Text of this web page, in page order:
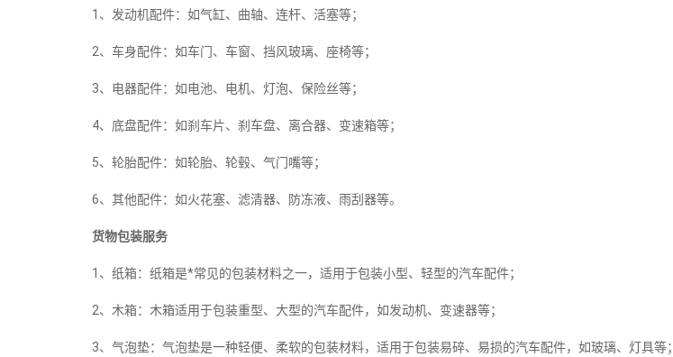
1、发动机配件：如气缸、曲轴、连杆、活塞等；
2、车身配件：如车门、车窗、挡风玻璃、座椅等；
3、电器配件：如电池、电机、灯泡、保险丝等；
4、底盘配件：如刹车片、刹车盘、离合器、变速箱等；
5、轮胎配件：如轮胎、轮毂、气门嘴等；
6、其他配件：如火花塞、滤清器、防冻液、雨刮器等。
货物包装服务
1、纸箱：纸箱是*常见的包装材料之一，适用于包装小型、轻型的汽车配件；
2、木箱：木箱适用于包装重型、大型的汽车配件，如发动机、变速器等；
3、气泡垫：气泡垫是一种轻便、柔软的包装材料，适用于包装易碎、易损的汽车配件，如玻璃、灯具等；